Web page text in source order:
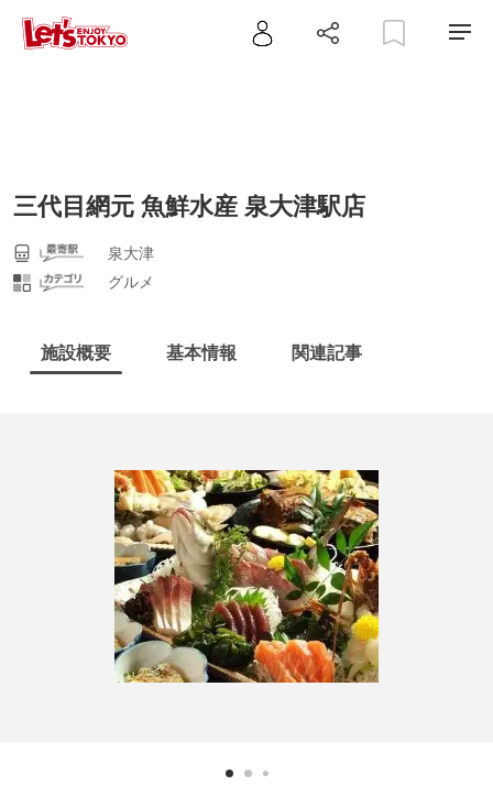
三代目網元 魚鮮水産 泉大津駅店
泉大津
グルメ
施設概要 基本情報 関連記事